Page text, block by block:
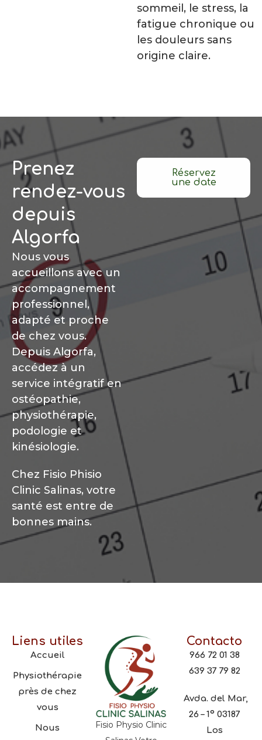
sommeil, le stress, la
fatigue chronique ou
les douleurs sans
origine claire.
Prenez
rendez-vous
depuis
Algorfa
Nous vous
accueillons avec un
accompagnement
professionnel,
adapté et proche
de chez vous.
Depuis Algorfa,
accédez à un
service intégratif en
ostéopathie,
physiothérapie,
podologie et
kinésiologie.
Chez Fisio Phisio
Clinic Salinas, votre
santé est entre de
bonnes mains.
Réservez
une date
Liens utiles
Accueil
Physiothérapie
près de chez
vous
Nous
Fisio Physio Clinic
Contacto
966 72 01 38
639 37 79 82
Avda. del Mar,
26 – 1º 03187
Los